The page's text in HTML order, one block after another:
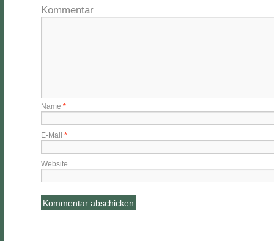
Kommentar
Name *
E-Mail *
Website